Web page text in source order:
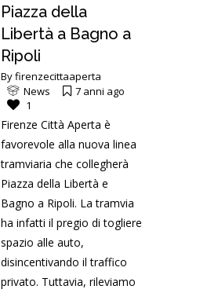
Piazza della
Libertà a Bagno a
Ripoli
Byfirenzecittaaperta
News
7 anni ago
1
Firenze Città Aperta è
favorevole alla nuova linea
tramviaria che collegherà
Piazza della Libertà e
Bagno a Ripoli. La tramvia
ha infatti il pregio di togliere
spazio alle auto,
disincentivando il traffico
privato. Tuttavia, rileviamo